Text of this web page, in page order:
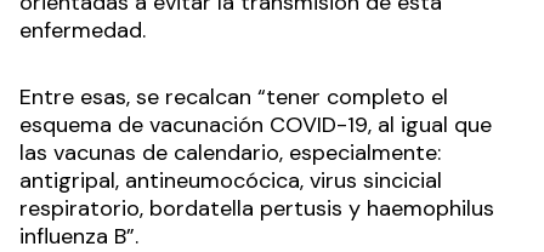
enfermedad.
Entre esas, se recalcan “tener completo el
esquema de vacunación COVID-19, al igual que
las vacunas de calendario, especialmente:
antigripal, antineumocócica, virus sincicial
respiratorio, bordatella pertusis y haemophilus
influenza B”.